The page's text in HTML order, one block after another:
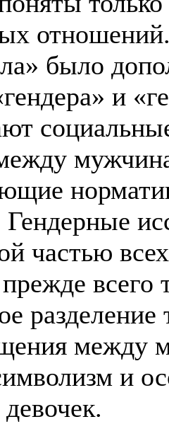
было
и
частью
всего
и